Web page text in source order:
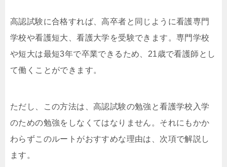
高認試験に合格すれば、高卒者と同じように看護専門
学校や看護短大、看護大学を受験できます。専門学校
や短大は最短3年で卒業できるため、21歳で看護師とし
て働くことができます。
ただし、この方法は、高認試験の勉強と看護学校入学
のための勉強をしなくてはなりません。それにもかか
わらずこのルートがおすすめな理由は、次項で解説し
ます。